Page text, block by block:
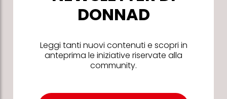
DONNAD
Leggi tanti nuovi contenuti e scopri in
anteprima le iniziative riservate alla
community.